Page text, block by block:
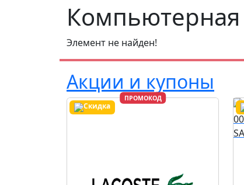
Компьютерная
Элемент не найден!
Акции и купоны
ПРОМОКОД